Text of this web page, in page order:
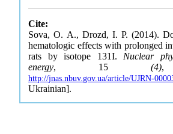
Cite:
Sova, O. A., Drozd, I. P. (2014).
hematologic effects with prolonged
rats by isotope 131I. Nuclear
energy, 15 (4),
http://jnas.nbuv.gov.ua/article/UJRN-
Ukrainian].